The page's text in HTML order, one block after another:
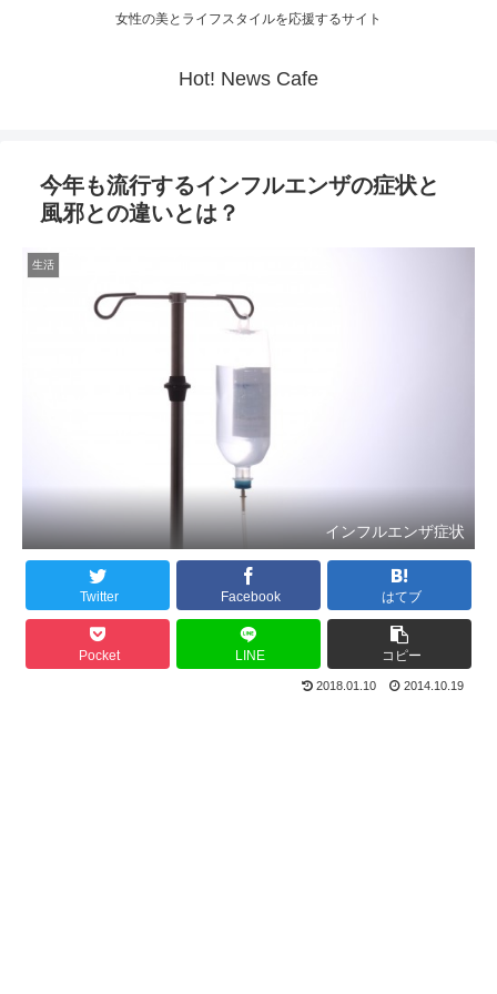
女性の美とライフスタイルを応援するサイト
Hot! News Cafe
今年も流行するインフルエンザの症状と
風邪との違いとは？
生活
インフルエンザ症状
Twitter Facebook はてブ
Pocket LINE コピー
2018.01.10 2014.10.19